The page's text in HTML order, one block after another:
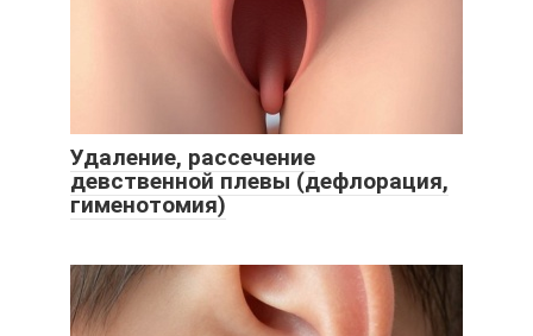
Удаление, рассечение
девственной плевы (дефлорация,
гименотомия)